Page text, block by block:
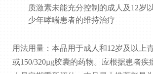
质激素未能充分控制的成人及12岁
少年哮喘患者的维持治疗
用法用量：本品用于成人和12岁及以上
或150/320µg胶囊的药物。应根据患者